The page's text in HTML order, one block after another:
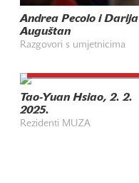
Andrea Pecolo i Darija
Auguštan
Razgovori s umjetnicima
PDF 662.7 KB
Tao-Yuan Hsiao, 2. 2.
2025.
Rezidenti MUZA